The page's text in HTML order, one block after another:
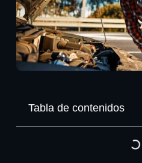
Tabla de contenidos